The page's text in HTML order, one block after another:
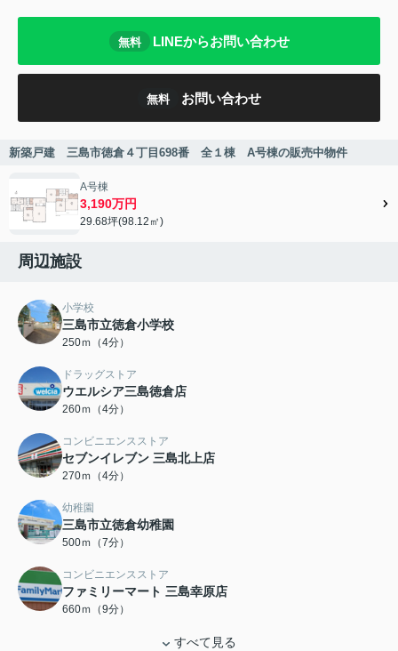
無料 LINEからお問い合わせ
無料 お問い合わせ
新築戸建 三島市徳倉４丁目698番 全１棟 A号棟の販売中物件
A号棟
3,190万円
29.68坪(98.12㎡)
周辺施設
小学校
三島市立徳倉小学校
250ｍ（4分）
ドラッグストア
ウエルシア三島徳倉店
260ｍ（4分）
コンビニエンスストア
セブンイレブン 三島北上店
270ｍ（4分）
幼稚園
三島市立徳倉幼稚園
500ｍ（7分）
コンビニエンスストア
ファミリーマート 三島幸原店
660ｍ（9分）
すべて見る